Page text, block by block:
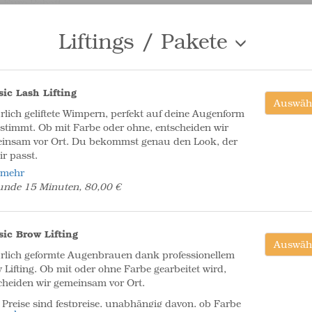
1.100,00 €
erste Nachbehandlung ist bereits im Preis
und steht Dir kostenfrei zur Verfügung. So
ich sicher, dass Dein Ergebnis perfekt abgeheilt ist
lange Freude an Deinem Permanent Make-up
9 Wochen nach Erstbehandlung
0,00 €
für einen intensiveren Look
6 Wochen nach 1. Nachbehandlung
Liftings / Pakete
Lash Lifting
geliftete Wimpern, perfekt auf deine Augenform
Ob mit Farbe oder ohne, entscheiden wir
vor Ort. Du bekommst genau den Look, der
passt.
- unabhängig davon ob Farbe eingesetzt wird.
15 Minuten, 80,00 €
Brow Lifting
geformte Augenbrauen dank professionellem
Lifting. Ob mit oder ohne Farbe gearbeitet wird,
wir gemeinsam vor Ort.
Preise sind festpreise, unabhängig davon, ob Farbe